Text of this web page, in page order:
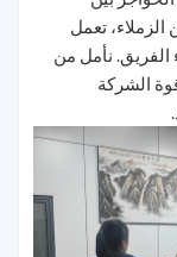
الزملاء، تعمل
الفريق. نأمل من
الشركة